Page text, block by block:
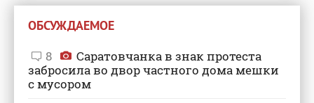
ОБСУЖДАЕМОЕ
8
Саратовчанка в знак протеста
забросила во двор частного дома мешки
с мусором